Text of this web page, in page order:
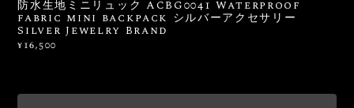
防水生地ミニリュック ACBG0041 Waterproof
fabric mini backpack シルバーアクセサリー
Silver Jewelry Brand
¥16,500